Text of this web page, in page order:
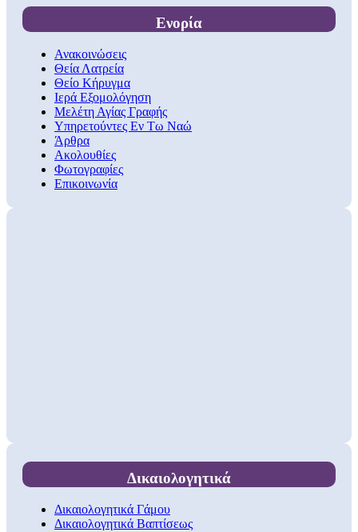
Ενορία
Ανακοινώσεις
Θεία Λατρεία
Θείο Κήρυγμα
Ιερά Εξομολόγηση
Μελέτη Αγίας Γραφής
Υπηρετούντες Εν Τω Ναώ
Άρθρα
Ακολουθίες
Φωτογραφίες
Επικοινωνία
Δικαιολογητικά
Δικαιολογητικά Γάμου
Δικαιολογητικά Βαπτίσεως